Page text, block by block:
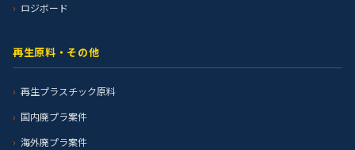
ロジボード
再生原料・その他
再生プラスチック原料
国内廃プラ案件
海外廃プラ案件